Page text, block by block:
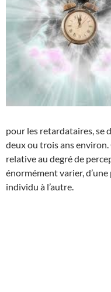
pour les retardataires, se
deux ou trois ans
relative au degré de
énormément varier,
individu à l’autre.